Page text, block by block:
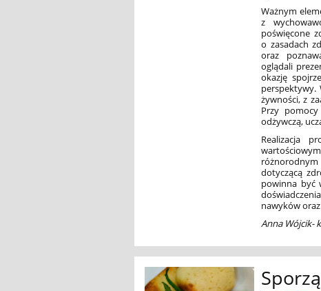
Ważnym
z
poświęcone
o zasadach
oraz
oglądali
okazję
perspektywy.
żywności, z
Przy
odżywczą,
Realizacja
dotyczącą
powinna być
nawyków
Anna Wójcik-